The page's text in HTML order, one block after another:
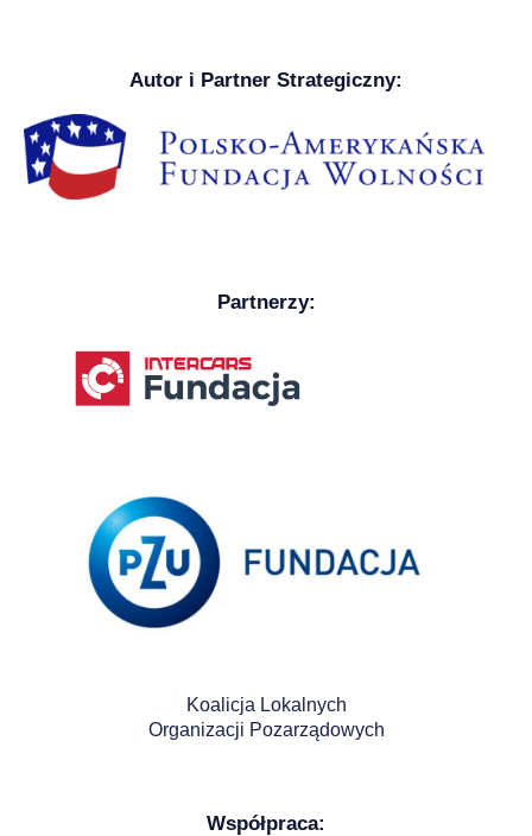
Autor i Partner Strategiczny:
Partnerzy:
Koalicja Lokalnych
Organizacji Pozarządowych
Współpraca: